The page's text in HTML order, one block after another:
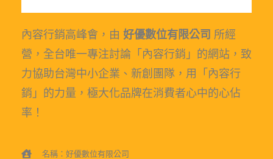
內容行銷高峰會，由 好優數位有限公司 所經
營，全台唯一專注討論「內容行銷」的網站，致
力協助台灣中小企業、新創團隊，用「內容行
銷」的力量，極大化品牌在消費者心中的心佔
率！
名稱：好優數位有限公司